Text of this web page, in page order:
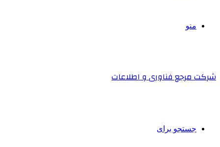
منو
شرکت مرجع فناوری و اطلاعات
جستجو برای